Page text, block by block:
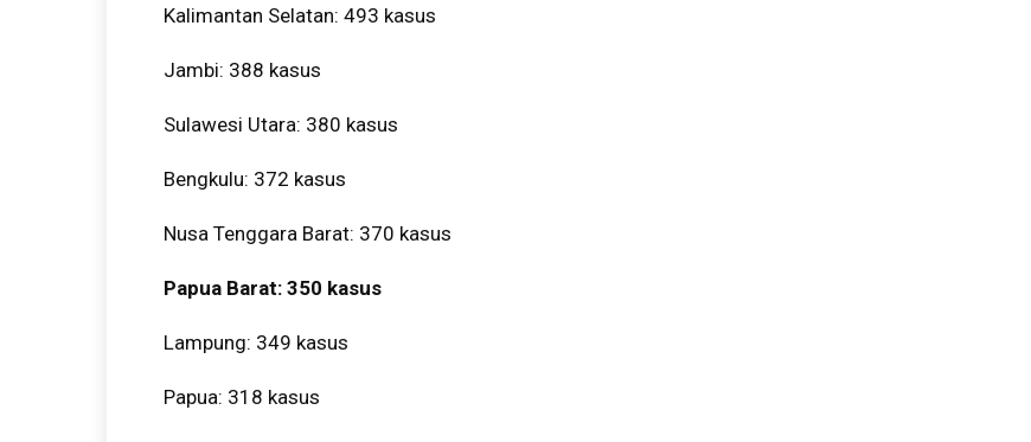
Kalimantan Selatan: 493 kasus
Jambi: 388 kasus
Sulawesi Utara: 380 kasus
Bengkulu: 372 kasus
Nusa Tenggara Barat: 370 kasus
Papua Barat: 350 kasus
Lampung: 349 kasus
Papua: 318 kasus